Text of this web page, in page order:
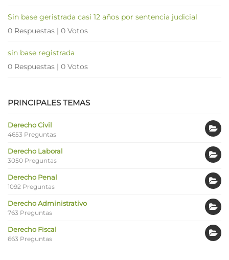
Sin base geristrada casi 12 años por sentencia judicial
0 Respuestas | 0 Votos
sin base registrada
0 Respuestas | 0 Votos
PRINCIPALES TEMAS
Derecho Civil
4653 Preguntas
Derecho Laboral
3050 Preguntas
Derecho Penal
1092 Preguntas
Derecho Administrativo
763 Preguntas
Derecho Fiscal
663 Preguntas